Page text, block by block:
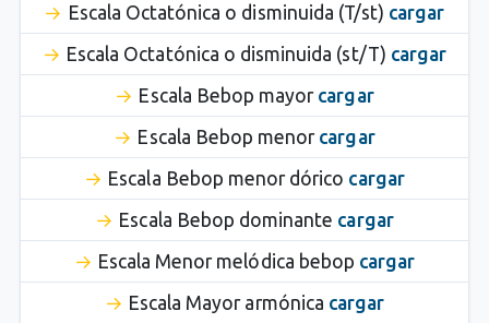
Escala Octatónica o disminuida (T/st) cargar
Escala Octatónica o disminuida (st/T) cargar
Escala Bebop mayor cargar
Escala Bebop menor cargar
Escala Bebop menor dórico cargar
Escala Bebop dominante cargar
Escala Menor melódica bebop cargar
Escala Mayor armónica cargar